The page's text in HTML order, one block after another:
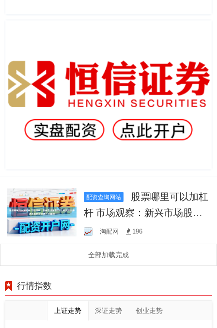
配资查询网站
杆 市场观察：新兴市场股市
中4大配资平台排名最新的投
资者行为建模
淘配网 196
全部加载完成
行情指数
上证走势 深证走势 创业走势